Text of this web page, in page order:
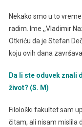
Nekako smo u to
radim. Ime ,,Vladimir
Otkriću da je Stefan
koju ovih dana
Da li ste oduvek znali
život? (S. M)
Filološki fakultet sam
čitam, ali nisam mislila